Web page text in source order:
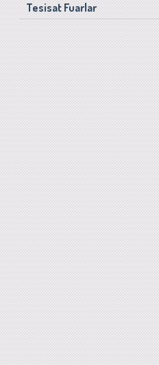
Tesisat Fuarlar